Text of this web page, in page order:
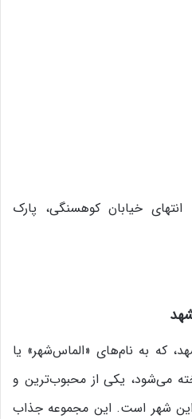
انتهای خیابان کوهسنگی، پارک
که به نام‌های «الماس‌شهر» یا
می‌شود، یکی از محبوب‌ترین و
این شهر است. این مجموعه جذاب